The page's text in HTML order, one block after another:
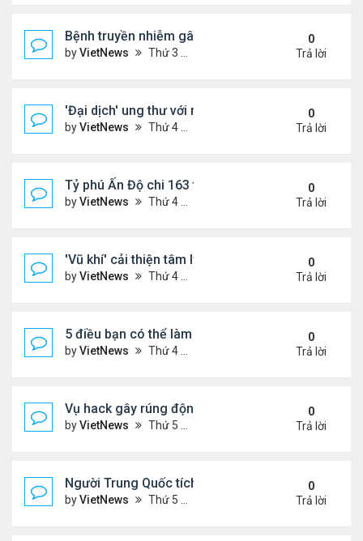
Bệnh truyền nhiễm gây chết người nhiều nhất thế
byVietNews Thứ 3 Tháng 10 25, 2022 4:19 pm
0
Trả lời
'Đại dịch' ung thư với người dưới 50 tuổi
byVietNews Thứ 4 Tháng 10 19, 2022 4:51 pm
0
Trả lời
Tỷ phú Ấn Độ chi 163 triệu USD mua biệt thự đắt
byVietNews Thứ 4 Tháng 10 19, 2022 4:44 pm
0
Trả lời
'Vũ khí' cải thiện tâm lý phụ nữ tuổi mãn kinh
byVietNews Thứ 4 Tháng 10 19, 2022 4:42 pm
0
Trả lời
5 điều bạn có thể làm để thăng tiến sự nghiệp
byVietNews Thứ 4 Tháng 10 19, 2022 4:40 pm
0
Trả lời
Vụ hack gây rúng động Australia
byVietNews Thứ 5 Tháng 9 29, 2022 4:48 pm
0
Trả lời
Người Trung Quốc tích cực mua bán đồ hiệu cũ
byVietNews Thứ 5 Tháng 9 29, 2022 4:43 pm
0
Trả lời